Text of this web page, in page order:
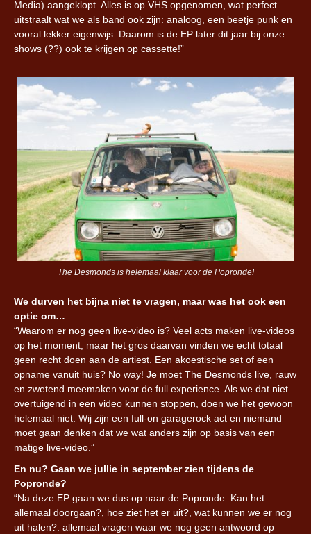
Media) aangeklopt. Alles is op VHS opgenomen, wat perfect
uitstraalt wat we als band ook zijn: analoog, een beetje punk en
vooral lekker eigenwijs. Daarom is de EP later dit jaar bij onze
shows (??) ook te krijgen op cassette!”
The Desmonds is helemaal klaar voor de Popronde!
We durven het bijna niet te vragen, maar was het ook een
optie om…
“Waarom er nog geen live-video is? Veel acts maken live-videos
op het moment, maar het gros daarvan vinden we echt totaal
geen recht doen aan de artiest. Een akoestische set of een
opname vanuit huis? No way! Je moet The Desmonds live, rauw
en zwetend meemaken voor de full experience. Als we dat niet
overtuigend in een video kunnen stoppen, doen we het gewoon
helemaal niet. Wij zijn een full-on garagerock act en niemand
moet gaan denken dat we wat anders zijn op basis van een
matige live-video.”
En nu? Gaan we jullie in september zien tijdens de
Popronde?
“Na deze EP gaan we dus op naar de Popronde. Kan het
allemaal doorgaan?, hoe ziet het er uit?, wat kunnen we er nog
uit halen?: allemaal vragen waar we nog geen antwoord op